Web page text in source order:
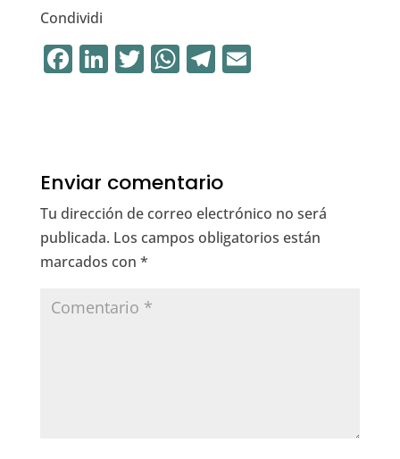
Condividi
F
b
o
o
k
Li
dI
n
T
r
W
A
p
p
T
a
m
E
Enviar comentario
Tu dirección de correo electrónico no será
publicada. Los campos obligatorios están
marcados con *